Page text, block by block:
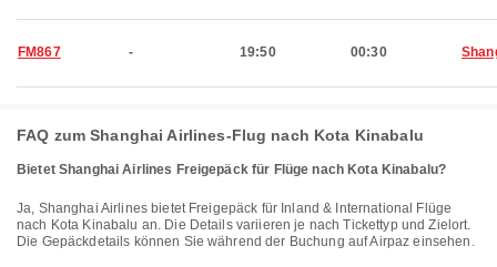
FM867 - 19:50 00:30
FAQ zum Shanghai Airlines-Flug nach Kota Kinabalu
Bietet Shanghai Airlines Freigepäck für Flüge nach Kota Kinabalu?
Ja, Shanghai Airlines bietet Freigepäck für Inland & International Flüge
nach Kota Kinabalu an. Die Details variieren je nach Tickettyp und Zielort.
Die Gepäckdetails können Sie während der Buchung auf Airpaz einsehen.